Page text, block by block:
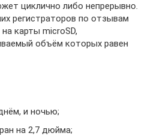
циклично либо непрерывно.
регистраторов по отзывам
карты microSD,
объём которых равен
и ночью;
на 2,7 дюйма;